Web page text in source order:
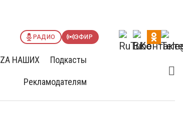
РАДИО ЭФИР
ZА НАШИХ Подкасты
Рекламодателям